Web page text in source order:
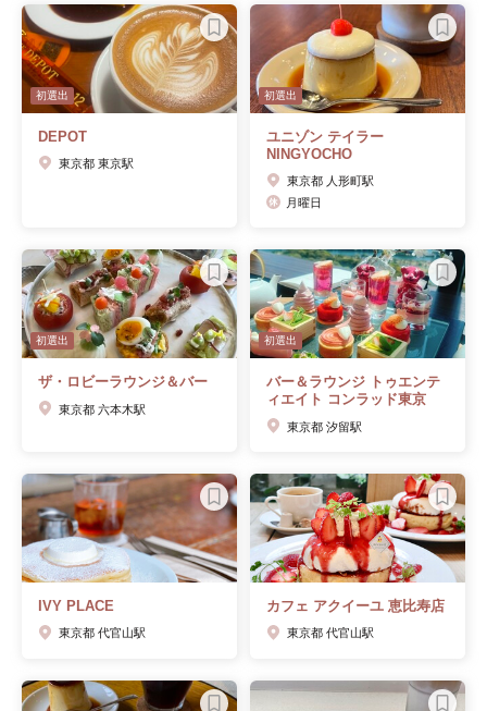
初選出
DEPOT
東京都 東京駅
初選出
ユニゾン テイラー
NINGYOCHO
東京都 人形町駅
月曜日
初選出
ザ・ロビーラウンジ＆バー
東京都 六本木駅
初選出
バー＆ラウンジ トゥエンテ
ィエイト コンラッド東京
東京都 汐留駅
IVY PLACE
東京都 代官山駅
カフェ アクイーユ 恵比寿店
東京都 代官山駅